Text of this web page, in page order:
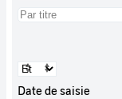
Date de saisie